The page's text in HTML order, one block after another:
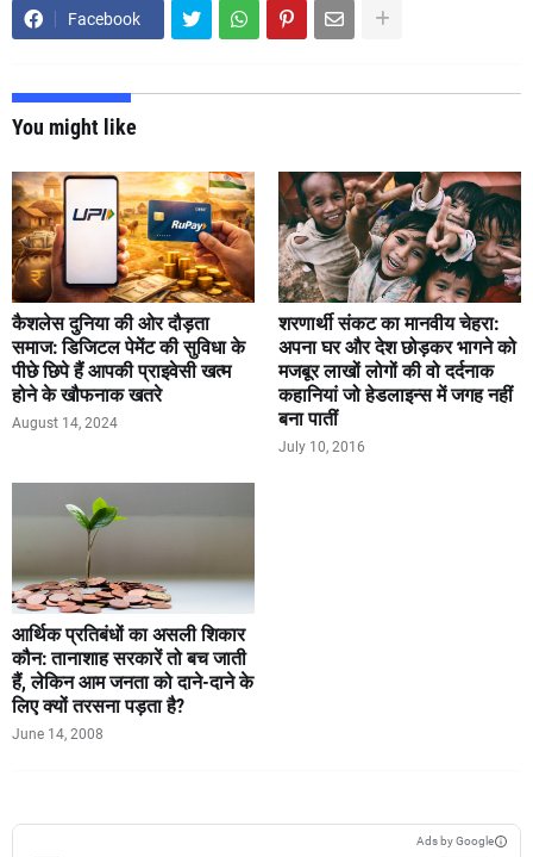
Facebook
You might like
कैशलेस दुनिया की ओर दौड़ता
समाज: डिजिटल पेमेंट की सुविधा के
पीछे छिपे हैं आपकी प्राइवेसी खत्म
होने के खौफनाक खतरे
August 14, 2024
शरणार्थी संकट का मानवीय चेहरा:
अपना घर और देश छोड़कर भागने को
मजबूर लाखों लोगों की वो दर्दनाक
कहानियां जो हेडलाइन्स में जगह नहीं
बना पातीं
July 10, 2016
आर्थिक प्रतिबंधों का असली शिकार
कौन: तानाशाह सरकारें तो बच जाती
हैं, लेकिन आम जनता को दाने-दाने के
लिए क्यों तरसना पड़ता है?
June 14, 2008
Ads by Google